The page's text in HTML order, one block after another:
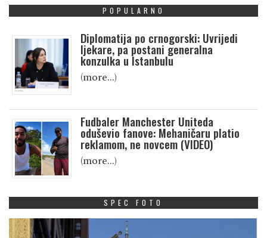
POPULARNO
Diplomatija po crnogorski: Uvrijedi
ljekare, pa postani generalna
konzulka u Istanbulu
(more…)
Fudbaler Manchester Uniteda
oduševio fanove: Mehaničaru platio
reklamom, ne novcem (VIDEO)
(more…)
SPEC FOTO